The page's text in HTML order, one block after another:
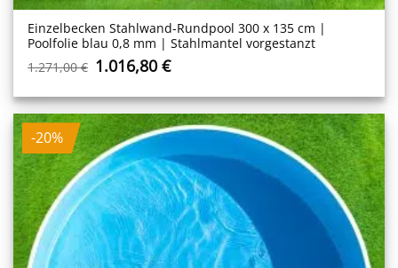
Einzelbecken Stahl­wand-Rundpool 300 x 135 cm |
Poolfolie blau 0,8 mm | Stahlmantel vorgestanzt
1.271,00€ Ursprünglicher
war:
1.271,00 €
1.016,80€Aktueller
ist:
1.016,80 €.
-20%